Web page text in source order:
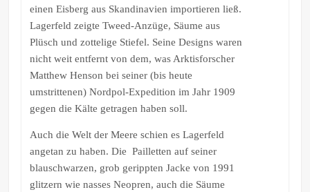
einen Eisberg aus Skandinavien importieren ließ.
Lagerfeld zeigte Tweed-Anzüge, Säume aus
Plüsch und zottelige Stiefel. Seine Designs waren
nicht weit entfernt von dem, was Arktisforscher
Matthew Henson bei seiner (bis heute
umstrittenen) Nordpol-Expedition im Jahr 1909
gegen die Kälte getragen haben soll.
Auch die Welt der Meere schien es Lagerfeld
angetan zu haben. Die Pailletten auf seiner
blauschwarzen, grob gerippten Jacke von 1991
glitzern wie nasses Neopren, auch die Säume